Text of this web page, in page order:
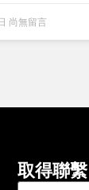
尚無留言
取得聯繫